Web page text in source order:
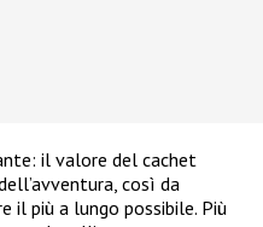
il valore del cachet
così da
il più a lungo possibile. Più